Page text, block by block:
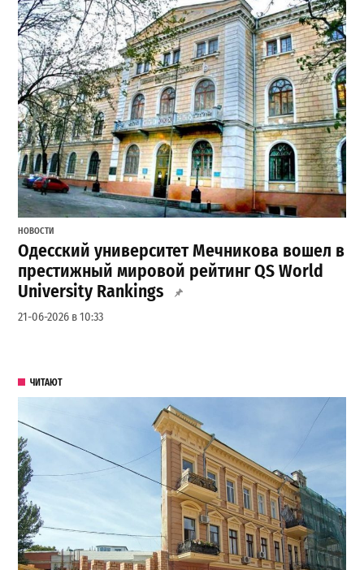
НОВОСТИ
Одесский университет Мечникова вошел в
престижный мировой рейтинг QS World
University Rankings
21-06-2026 в 10:33
ЧИТАЮТ